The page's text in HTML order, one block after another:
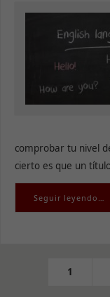
comprobar tu nivel
cierto es que un
Seguir leyendo…
1